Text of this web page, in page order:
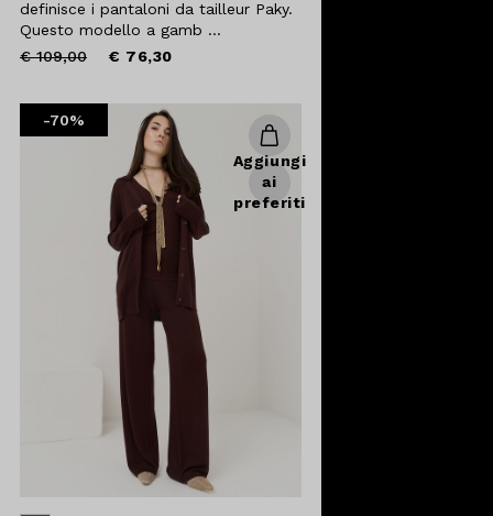
definisce i pantaloni da tailleur Paky.
Questo modello a gamb ...
Price
€ 109,00to € 76,30
-70%
Aggiungi
ai
preferiti